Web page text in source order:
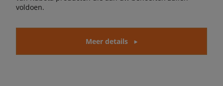
voldoen.
Meer details